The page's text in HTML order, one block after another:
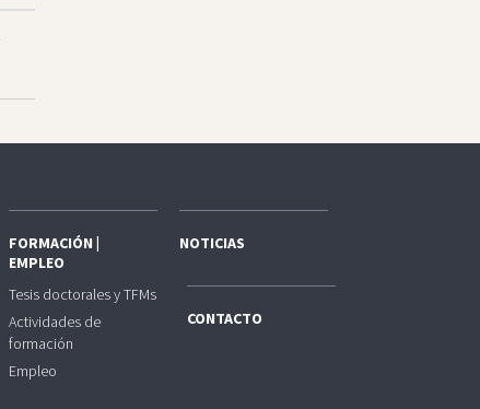
FORMACIÓN |
EMPLEO
Tesis doctorales y TFMs
Actividades de
formación
Empleo
NOTICIAS
CONTACTO